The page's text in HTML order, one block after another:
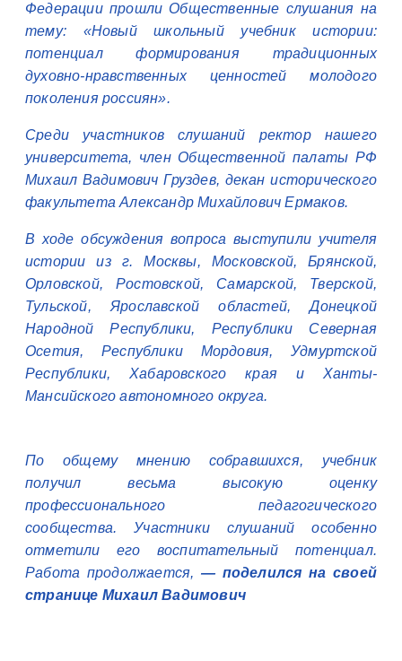
Федерации прошли Общественные слушания на
тему: «Новый школьный учебник истории:
потенциал формирования традиционных
духовно-нравственных ценностей молодого
поколения россиян».
Среди участников слушаний ректор нашего
университета, член Общественной палаты РФ
Михаил Вадимович Груздев, декан исторического
факультета Александр Михайлович Ермаков.
В ходе обсуждения вопроса выступили учителя
истории из г. Москвы, Московской, Брянской,
Орловской, Ростовской, Самарской, Тверской,
Тульской, Ярославской областей, Донецкой
Народной Республики, Республики Северная
Осетия, Республики Мордовия, Удмуртской
Республики, Хабаровского края и Ханты-
Мансийского автономного округа.
По общему мнению собравшихся, учебник
получил весьма высокую оценку
профессионального педагогического
сообщества. Участники слушаний особенно
отметили его воспитательный потенциал.
Работа продолжается, — поделился на своей
странице Михаил Вадимович